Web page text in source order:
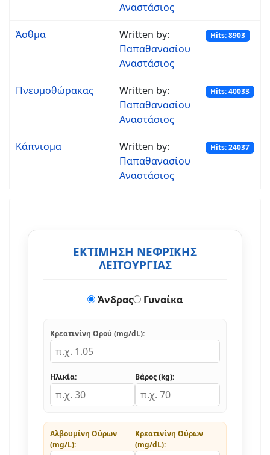
Αναστάσιος
Άσθμα
Written by:
Παπαθανασίου
Αναστάσιος
Hits: 8903
Πνευμοθώρακας
Written by:
Παπαθανασίου
Αναστάσιος
Hits: 40033
Κάπνισμα
Written by:
Παπαθανασίου
Αναστάσιος
Hits: 24037
ΕΚΤΙΜΗΣΗ ΝΕΦΡΙΚΗΣ
ΛΕΙΤΟΥΡΓΙΑΣ
Άνδρας Γυναίκα
Κρεατινίνη Ορού (mg/dL):
Ηλικία: Βάρος (kg):
Αλβουμίνη Ούρων
(mg/L):
Κρεατινίνη Ούρων
(mg/dL):